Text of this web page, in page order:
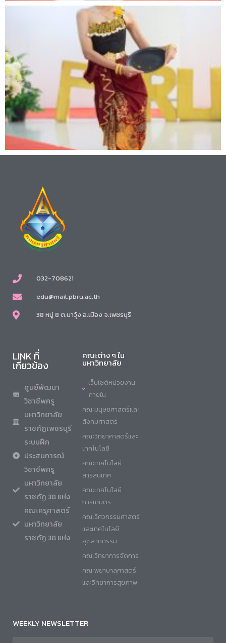
032-708621
edu@mail.pbru.ac.th
38 หมู่ 8 ต.นาวุ้ง อ.เมือง จ.เพชรบุรี
LINK ที่
เกี่ยวข้อง
ศูนย์พัฒนา
วิชาชีพครู
มหาวิทยาลัย
ราชภัฏเพชรบุรี
ระบบฝึก
ประสบการณ์
วิชาชีพครู
มหาวิทยาลัย
ราชภัฏ 38 แห่ง
คณะครุศาสตร์
มหาวิทยาลัย
ราชภัฏ 38 แห่ง
คณะต่าง ๆ ใน
มหาวิทยาลัย
เว็บไซต์หน่วยงาน
ภายใน
คณะมนุษยศาสตร์และ
สังคมศาสตร์
คณะวิทยาศาสตร์และ
เทคโนโลยี
คณะเทคโนโลยี
สารสนเทศ
คณะเทคโนโลยี
การเกษตร
คณะวิศวกรรมศาสตร์
และเทคโนโลยี
อุตสาหกรรม
คณะวิทยาการจัดการ
คณะพยาบาลศาสตร์
และวิทยาการสุขภาพ
WEEKLY NEWSLETTER